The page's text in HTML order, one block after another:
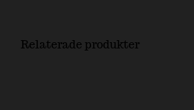
Relaterade produkter